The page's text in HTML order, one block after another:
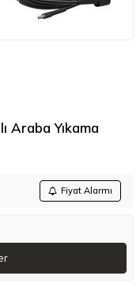
Araba Yıkama
Fiyat Alarmı